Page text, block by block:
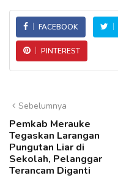
FACEBOOK
PINTEREST
Sebelumnya
Pemkab Merauke
Tegaskan Larangan
Pungutan Liar di
Sekolah, Pelanggar
Terancam Diganti